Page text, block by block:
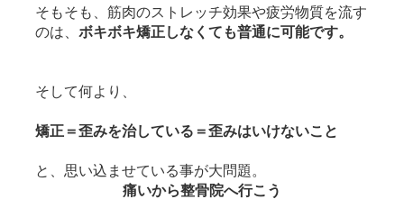
そもそも、筋肉のストレッチ効果や疲労物質を流す
のは、 ボキボキ矯正しなくても普通に可能です。
そして何より、
矯正＝歪みを治している＝歪みはいけないこと
と、思い込ませている事が大問題。
痛いから整骨院へ行こう